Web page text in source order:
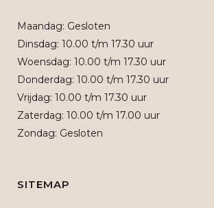
Maandag: Gesloten
Dinsdag: 10.00 t/m 17.30 uur
Woensdag: 10.00 t/m 17.30 uur
Donderdag: 10.00 t/m 17.30 uur
Vrijdag: 10.00 t/m 17.30 uur
Zaterdag: 10.00 t/m 17.00 uur
Zondag: Gesloten
SITEMAP